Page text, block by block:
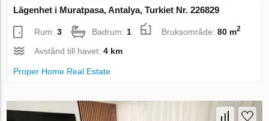
Lägenhet i Muratpasa, Antalya, Turkiet Nr. 226829
Rum:3 Badrum: 1 Bruksområde:80 m2
Avstånd till havet:4 km
Proper Home Real Estate